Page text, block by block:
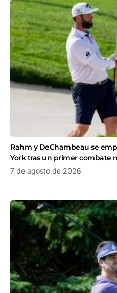
Rahm y DeChambeau se
York tras un primer combate
7 de agosto de 2026